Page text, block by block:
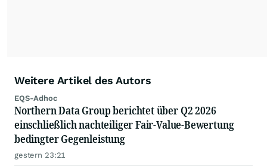
Weitere Artikel des Autors
EQS-Adhoc
Northern Data Group berichtet über Q2 2026
einschließlich nachteiliger Fair-Value-Bewertung
bedingter Gegenleistung
gestern 23:21